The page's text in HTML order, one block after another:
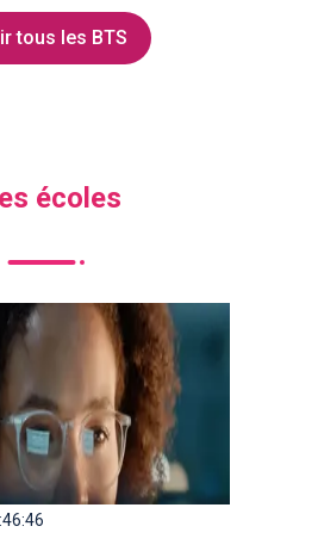
tous les BTS
écoles